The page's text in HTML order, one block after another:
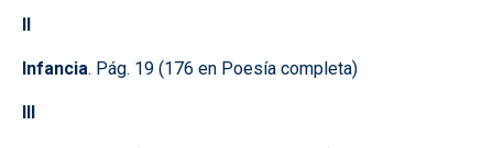
Infancia. Pág. 19 (176 en Poesía completa)